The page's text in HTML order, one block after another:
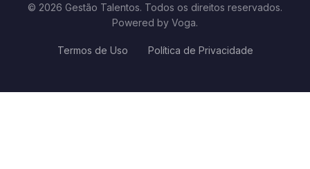
© 2026 Gestão Talentos. Todos os direitos reservados.
Powered by Voga.
Termos de Uso Política de Privacidade